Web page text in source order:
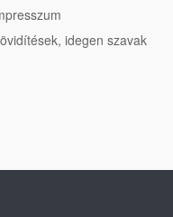
idegen szavak